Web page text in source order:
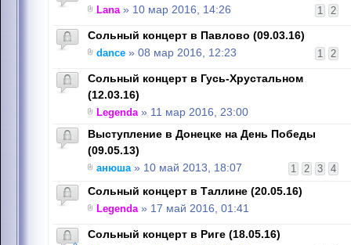
1 2
Lana» 10 мар 2016, 14:26
Сольный концерт в Павлово (09.03.16)
1 2
dance » 08 мар 2016, 12:23
Сольный концерт в Гусь-Хрустальном
(12.03.16)
Legenda» 11 мар 2016, 23:00
Выступление в Донецке на День Победы
(09.05.13)
1 2 3 4
анюша» 10 май 2013, 18:07
Сольный концерт в Таллине (20.05.16)
Legenda» 17 май 2016, 01:41
Сольный концерт в Риге (18.05.16)